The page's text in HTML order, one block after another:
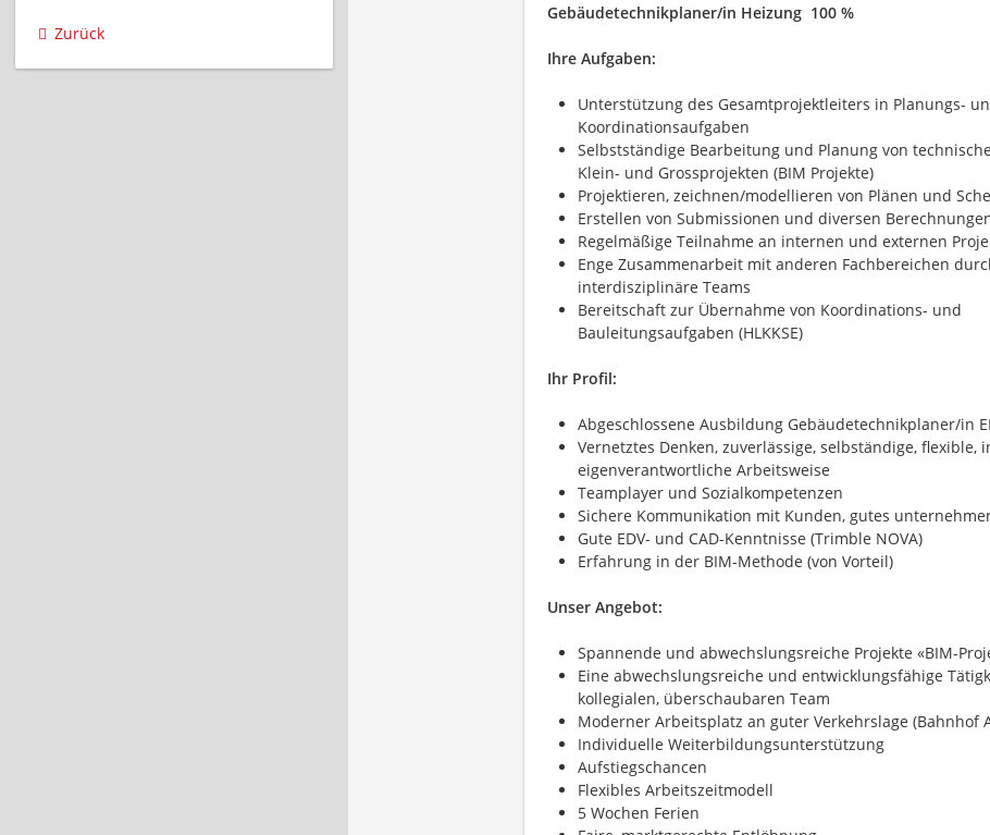
Gebäudetechnikplaner/in Heizung 100 %
Ihre Aufgaben:
Unterstützung des Gesamtprojektleiters in Planungs-
Koordinationsaufgaben
Selbstständige Bearbeitung und Planung von
Klein- und Grossprojekten (BIM Projekte)
Projektieren, zeichnen/modellieren von Plänen und
Erstellen von Submissionen und diversen
Regelmäßige Teilnahme an internen und externen
Enge Zusammenarbeit mit anderen Fachbereichen
interdisziplinäre Teams
Bereitschaft zur Übernahme von Koordinations- und
Bauleitungsaufgaben (HLKKSE)
Ihr Profil:
Abgeschlossene Ausbildung Gebäudetechnikplaner/in
Vernetztes Denken, zuverlässige, selbständige, flexible,
eigenverantwortliche Arbeitsweise
Teamplayer und Sozialkompetenzen
Sichere Kommunikation mit Kunden, gutes
Gute EDV- und CAD-Kenntnisse (Trimble NOVA)
Erfahrung in der BIM-Methode (von Vorteil)
Unser Angebot:
Spannende und abwechslungsreiche Projekte «BIM-
Eine abwechslungsreiche und entwicklungsfähige
kollegialen, überschaubaren Team
Moderner Arbeitsplatz an guter Verkehrslage (Bahnhof
Individuelle Weiterbildungsunterstützung
Aufstiegschancen
Flexibles Arbeitszeitmodell
5 Wochen Ferien
Zurück